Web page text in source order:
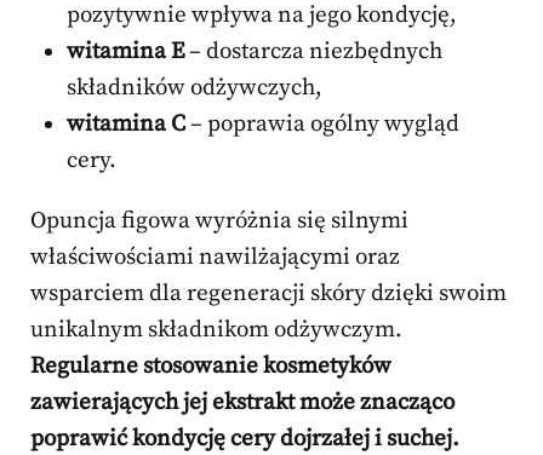
pozytywnie wpływa na jego kondycję,
witamina E– dostarcza niezbędnych
składników odżywczych,
witamina C– poprawia ogólny wygląd
cery.
Opuncja figowa wyróżnia się silnymi
właściwościami nawilżającymi oraz
wsparciem dla regeneracji skóry dzięki swoim
unikalnym składnikom odżywczym.
Regularne stosowanie kosmetyków
zawierających jej ekstrakt może znacząco
poprawić kondycję cery dojrzałej i suchej.